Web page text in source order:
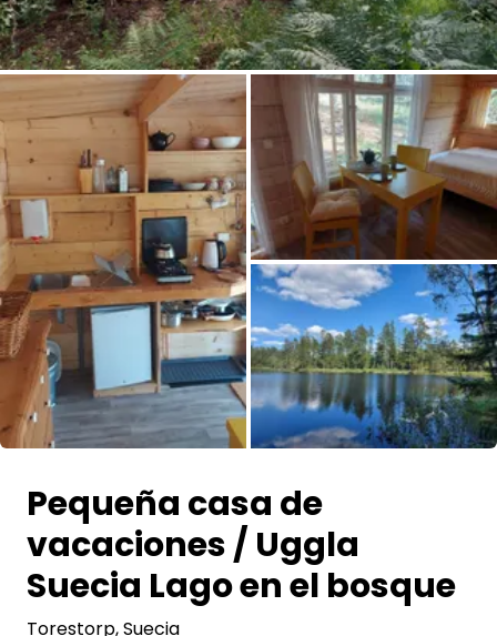
Parcelas
Alojamientos
Rutas
Pregunta Howdy
Inspiración fotográfica
Consejos e inspiración
Historias
Cupones
Tienda
Contacto
Select language
Pequeña casa de
vacaciones / Uggla
Suecia Lago en el bosque
Torestorp, Suecia